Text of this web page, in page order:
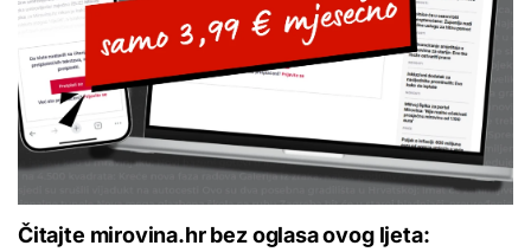
Čitajte mirovina.hr bez oglasa ovog ljeta: